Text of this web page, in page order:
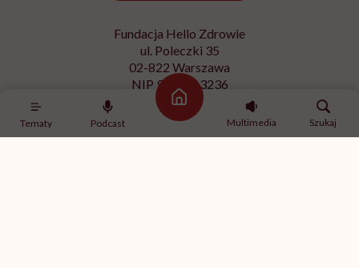
Tematy Podcast
Strona główna
Multimedia
Szukaj
Fundacja Hello Zdrowie
ul. Poleczki 35
02-822 Warszawa
NIP 9512613236
Kontakt z redakcją
redakcja@hellozdrowie.pl